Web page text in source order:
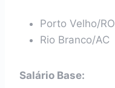
Porto Velho/RO
Rio Branco/AC
Salário Base: